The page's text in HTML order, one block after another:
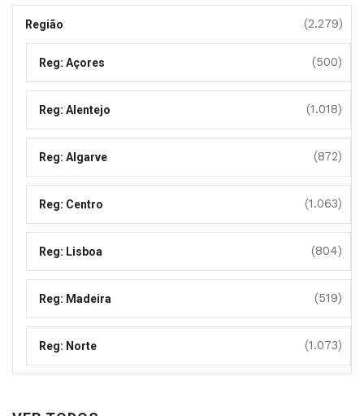
Região (2.279)
Reg: Açores (500)
Reg: Alentejo (1.018)
Reg: Algarve (872)
Reg: Centro (1.063)
Reg: Lisboa (804)
Reg: Madeira (519)
Reg: Norte (1.073)